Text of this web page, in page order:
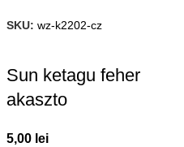
SKU: wz-k2202-cz
Sun ketagu feher
akaszto
5,00 lei